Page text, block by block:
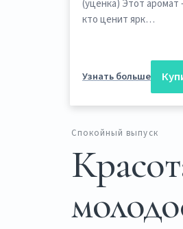
(уценка) Этот аромат
кто ценит ярк…
Узнать больше
Спокойный выпуск